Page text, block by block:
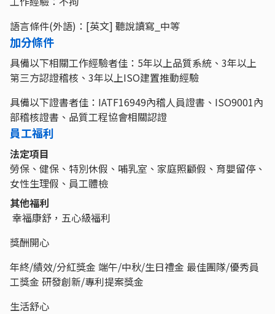
語言條件(外語)：[英文] 聽說讀寫_中等
加分條件
具備以下相關工作經驗者佳：5年以上品質系統、3年以上
第三方認證稽核、3年以上ISO建置推動經驗
具備以下證書者佳：IATF16949內稽人員證書、ISO9001內
部稽核證書、品質工程協會相關認證
員工福利
法定項目
勞保、健保、特別休假、哺乳室、家庭照顧假、育嬰留停、
女性生理假、員工體檢
其他福利
幸福康舒，五心級福利
獎酬開心
年終/績效/分紅獎金 端午/中秋/生日禮金 最佳團隊/優秀員
工獎金 研發創新/專利提案獎金
生活舒心